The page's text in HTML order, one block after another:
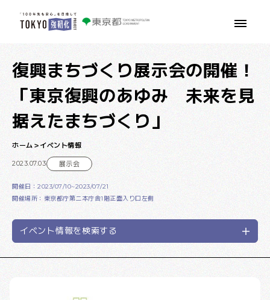
本文へ移動
復興まちづくり展示会の開催！
「東京復興のあゆみ 未来を見
据えたまちづくり」
ホーム イベント情報
2023.07.03 展示会
開催日：2023/07/10~2023/07/21
開催場所：東京都庁第二本庁舎1階正面入り口左側
イベント情報を検索する